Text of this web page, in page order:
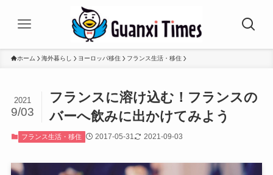
ホーム 海外暮らし ヨーロッパ移住 フランス生活・移住
フランスに溶け込む！フランスの
バーへ飲みに出かけてみよう
2021
9/03
フランス生活・移住 2017-05-31 2021-09-03